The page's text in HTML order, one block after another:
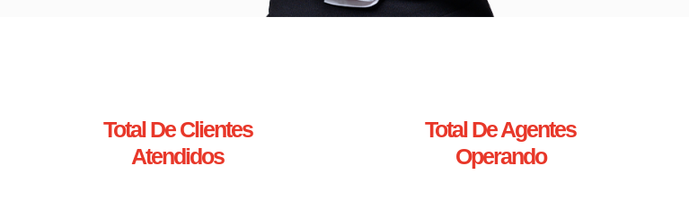
Total De Clientes
Atendidos
Total De Agentes
Operando